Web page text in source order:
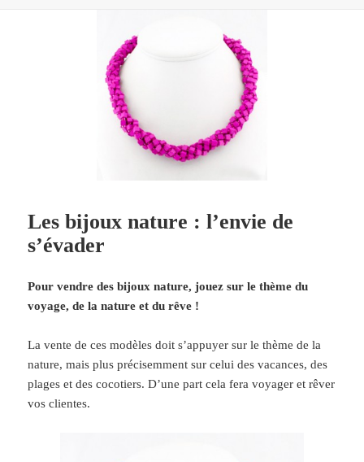
Les bijoux nature : l’envie de
s’évader
Pour vendre des bijoux nature, jouez sur le thème du
voyage, de la nature et du rêve !
La vente de ces modèles doit s’appuyer sur le thème de la
nature, mais plus précisemment sur celui des vacances, des
plages et des cocotiers.D’une part cela fera voyager et rêver
vos clientes.